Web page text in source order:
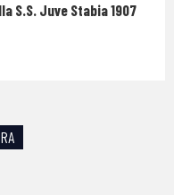
S.S. Juve Stabia 1907